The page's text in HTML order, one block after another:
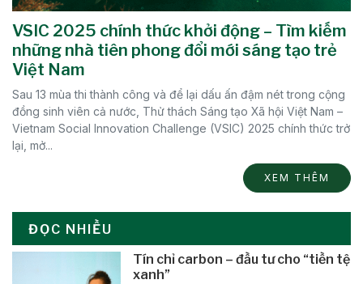
VSIC 2025 chính thức khởi động – Tìm kiếm
những nhà tiên phong đổi mới sáng tạo trẻ
Việt Nam
Sau 13 mùa thi thành công và để lại dấu ấn đậm nét trong cộng
đồng sinh viên cả nước, Thử thách Sáng tạo Xã hội Việt Nam –
Vietnam Social Innovation Challenge (VSIC) 2025 chính thức trở
lại, mở...
XEM THÊM
ĐỌC NHIỀU
Tín chỉ carbon – đầu tư cho “tiền tệ
xanh”